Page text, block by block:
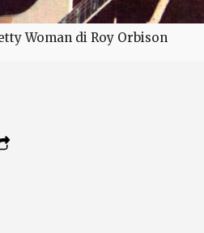
Woman di Roy Orbison